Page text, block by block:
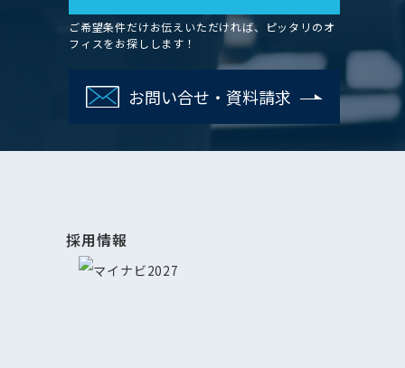
ご希望条件だけお伝えいただければ、ピッタリのオ
フィスをお探しします！
お問い合せ・資料請求
採用情報